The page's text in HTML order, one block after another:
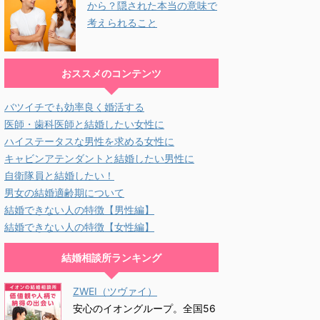
から？隠された本当の意味で
考えられること
おススメのコンテンツ
バツイチでも効率良く婚活する
医師・歯科医師と結婚したい女性に
ハイステータスな男性を求める女性に
キャビンアテンダントと結婚したい男性に
自衛隊員と結婚したい！
男女の結婚適齢期について
結婚できない人の特徴【男性編】
結婚できない人の特徴【女性編】
結婚相談所ランキング
ZWEI（ツヴァイ）
安心のイオングループ。全国56